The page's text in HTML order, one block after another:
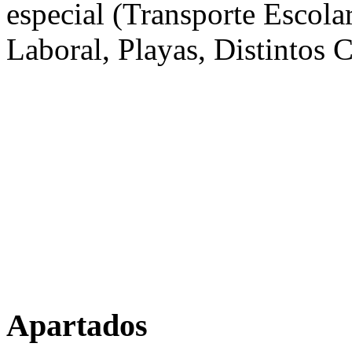
especial (Transporte
Laboral, Playas, Distintos
Apartados